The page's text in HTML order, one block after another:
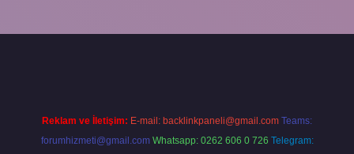
Reklam ve İletişim: E-mail: backlinkpaneli@gmail.com Teams:
forumhizmeti@gmail.com Whatsapp: 0262 606 0 726 Telegram: